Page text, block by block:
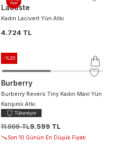
Lacoste
Kadın Lacivert Yün Atkı
4.724 TL
-%20
Burberry
Burberry Revers Tiny Kadın Mavi Yün
Karışımlı Atkı
11.999 TL9.599 TL
Son 10 Günün En Düşük Fiyatı